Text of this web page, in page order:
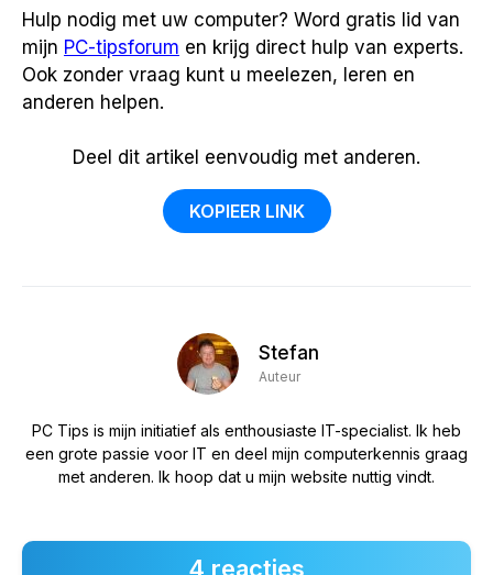
Hulp nodig met uw computer? Word gratis lid van
mijn PC-tipsforum en krijg direct hulp van experts.
Ook zonder vraag kunt u meelezen, leren en
anderen helpen.
Deel dit artikel eenvoudig met anderen.
KOPIEER LINK
Stefan
Auteur
PC Tips is mijn initiatief als enthousiaste IT-specialist. Ik heb
een grote passie voor IT en deel mijn computerkennis graag
met anderen. Ik hoop dat u mijn website nuttig vindt.
4 reacties